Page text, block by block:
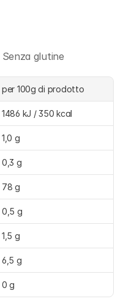
glutine
per 100g di prodotto
1486 kJ / 350 kcal
1,0 g
0,3 g
78 g
0,5 g
1,5 g
6,5 g
0 g